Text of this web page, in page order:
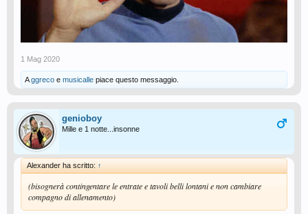
1 Mag 2020
Aggreco e musicalle piace questo messaggio.
genioboy
Mille e 1 notte...insonne
Alexander ha scritto: ↑
(bisognerà contingentare le entrate e tavoli belli lontani e non cambiare
compagno di allenamento)